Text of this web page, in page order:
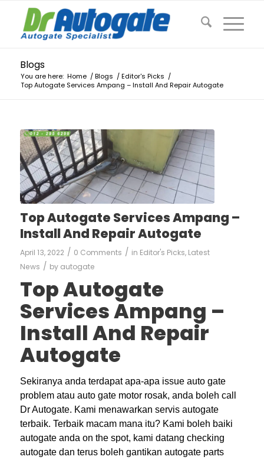
Blogs
You are here: Home / Blogs / Editor's Picks /
Top Autogate Services Ampang – Install And Repair Autogate
Top Autogate Services Ampang –
Install And Repair Autogate
April 13, 2022 / 0 Comments / in Editor's Picks, Latest
News / by autogate
Top Autogate
Services Ampang –
Install And Repair
Autogate
Sekiranya anda terdapat apa-apa issue auto gate
problem atau auto gate motor rosak, anda boleh call
Dr Autogate. Kami menawarkan servis autogate
terbaik. Terbaik macam mana itu? Kami boleh baiki
autogate anda on the spot, kami datang checking
autogate dan terus boleh gantikan autogate parts